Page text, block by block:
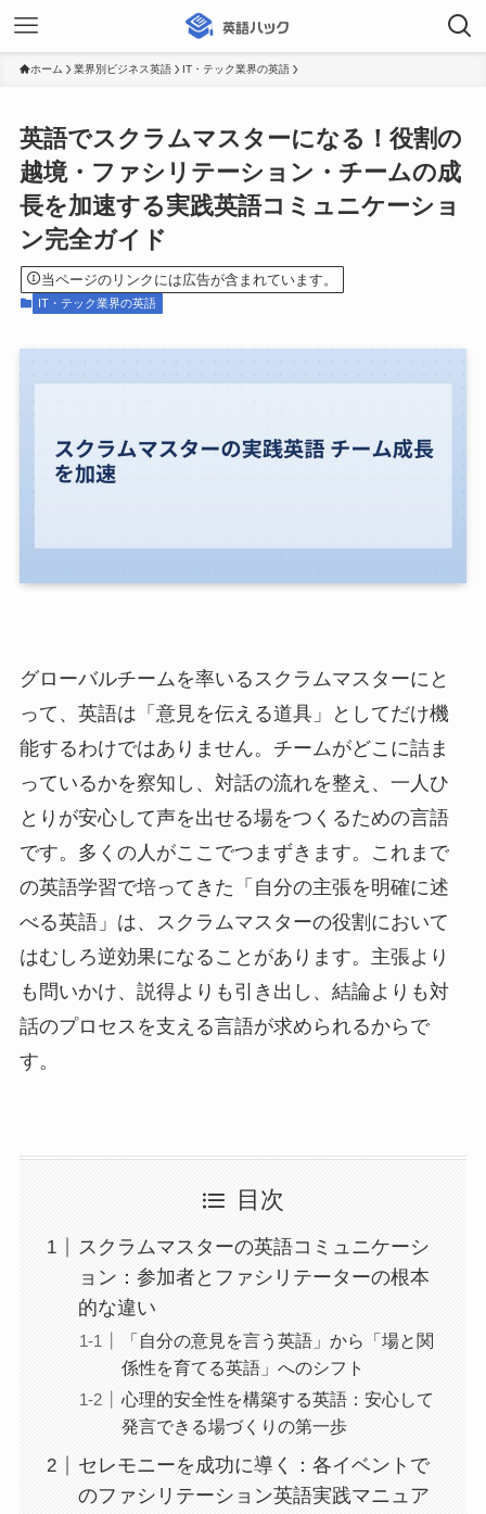
ホーム 業界別ビジネス英語 IT・テック業界の英語
英語でスクラムマスターになる！役割の
越境・ファシリテーション・チームの成
長を加速する実践英語コミュニケーショ
ン完全ガイド
当ページのリンクには広告が含まれています。
IT・テック業界の英語
グローバルチームを率いるスクラムマスターにと
って、英語は「意見を伝える道具」としてだけ機
能するわけではありません。チームがどこに詰ま
っているかを察知し、対話の流れを整え、一人ひ
とりが安心して声を出せる場をつくるための言語
です。多くの人がここでつまずきます。これまで
の英語学習で培ってきた「自分の主張を明確に述
べる英語」は、スクラムマスターの役割において
はむしろ逆効果になることがあります。主張より
も問いかけ、説得よりも引き出し、結論よりも対
話のプロセスを支える言語が求められるからで
す。
目次
スクラムマスターの英語コミュニケーシ
ョン：参加者とファシリテーターの根本
的な違い
「自分の意見を言う英語」から「場と関
係性を育てる英語」へのシフト
心理的安全性を構築する英語：安心して
発言できる場づくりの第一歩
セレモニーを成功に導く：各イベントで
のファシリテーション英語実践マニュア